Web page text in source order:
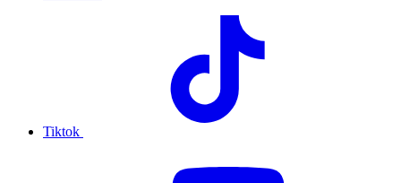
Tiktok